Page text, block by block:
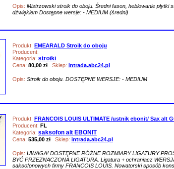
Opis: Mistrzowski stroik do oboju. Średni fason, heblowanie płytki
dźwiękiem Dostępne wersje: - MEDIUM (średni)
Produkt: EMEARALD Stroik do oboju
Producent:
Kategoria: stroiki
Cena: 80,00 zł Sklep: intrada.abc24.pl
Opis: Stroik do oboju. DOSTĘPNE WERSJE: - MEDIUM
Produkt: FRANCOIS LOUIS ULTIMATE /ustnik ebonit/ Sax alt
Producent: FL
Kategoria: saksofon alt EBONIT
Cena: 535,00 zł Sklep: intrada.abc24.pl
Opis: UWAGA! DOSTĘPNE RÓŻNE ROZMIARY LIGATURY
BYĆ PRZEZNACZONA LIGATURA. Ligatura + ochraniacz
saksofonowych firmy FRANCOIS LOUIS. Nowatorski sposób